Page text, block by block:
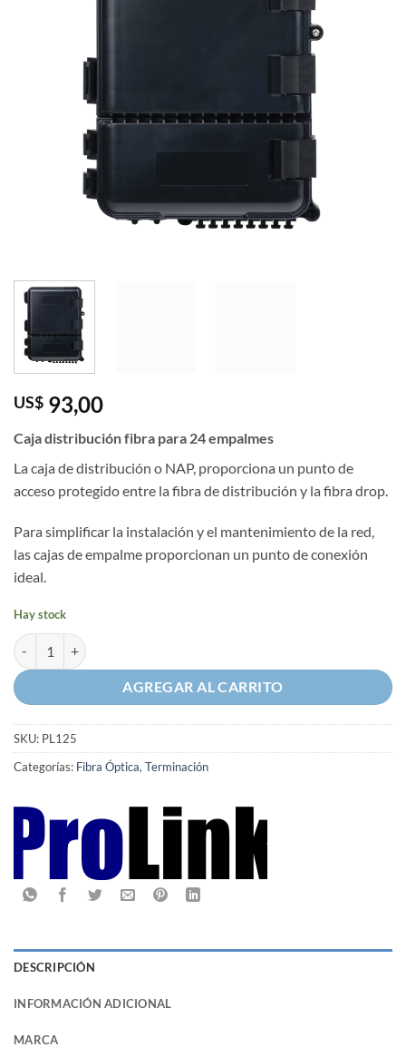
US$ 93,00
Caja distribución fibra para 24 empalmes
La caja de distribución o NAP, proporciona un punto de
acceso protegido entre la fibra de distribución y la fibra drop.
Para simplificar la instalación y el mantenimiento de la red,
las cajas de empalme proporcionan un punto de conexión
ideal.
Hay stock
Caja distribución fibra para 24 empalmes cantidad
AGREGAR AL CARRITO
SKU: PL125
Categorías: Fibra Óptica, Terminación
DESCRIPCIÓN
INFORMACIÓN ADICIONAL
MARCA